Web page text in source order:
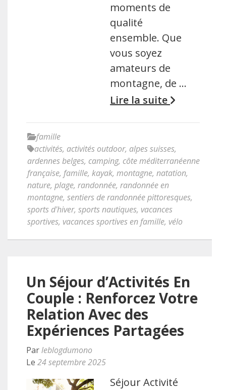
moments de
qualité
ensemble. Que
vous soyez
amateurs de
montagne, de …
Lire la suite
famille
activités, activités outdoor, alpes suisses,
ardennes belges, camping, côte méditerranéenne
française, famille, kayak, montagne, natation,
nature, plage, randonnée, randonnée en
montagne, sentiers de randonnée pittoresques,
sports d'hiver, sports nautiques, vacances
sportives, vacances sportives en famille, vélo
Un Séjour d’Activités En
Couple : Renforcez Votre
Relation Avec des
Expériences Partagées
Parleblogdumono
Le 24 septembre 2025
Séjour Activité